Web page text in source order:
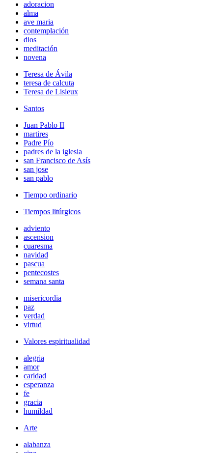
adoracion
alma
ave maria
contemplación
dios
meditación
novena
Teresa de Ávila
teresa de calcuta
Teresa de Lisieux
Santos
Juan Pablo II
martires
Padre Pío
padres de la iglesia
san Francisco de Asís
san jose
san pablo
Tiempo ordinario
Tiempos litúrgicos
adviento
ascension
cuaresma
navidad
pascua
pentecostes
semana santa
misericordia
paz
verdad
virtud
Valores espiritualidad
alegria
amor
caridad
esperanza
fe
gracia
humildad
Arte
alabanza